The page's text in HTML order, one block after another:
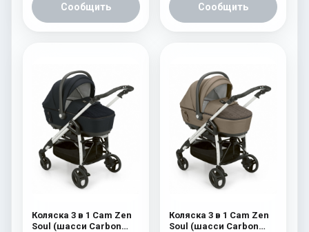
Сообщить Сообщить
Коляска 3 в 1 Cam Zen
Soul (шасси Carbon
Коляска 3 в 1 Cam Zen
Soul (шасси Carbon